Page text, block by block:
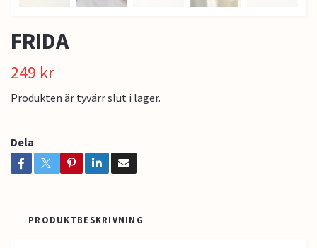
FRIDA
249 kr
Produkten är tyvärr slut i lager.
Dela
PRODUKTBESKRIVNING